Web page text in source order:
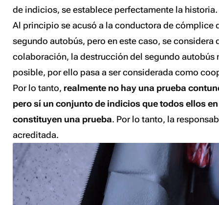
de indicios, se establece perfectamente la historia.
Al principio se acusó a la conductora de cómplice
segundo autobús, pero en este caso, se considera
colaboración, la destrucción del segundo autobús
posible, por ello pasa a ser considerada como
Por lo tanto, realmente no hay una prueba
pero sí un conjunto de indicios que todos ellos
constituyen una prueba. Por lo tanto, la
acreditada.